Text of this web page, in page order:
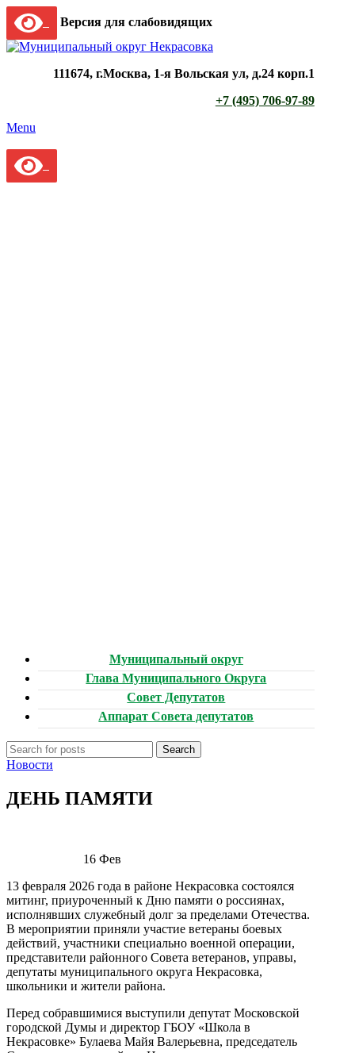
Версия для слабовидящих
111674, г.Москва, 1-я Вольская ул, д.24 корп.1
+7 (495) 706-97-89
Menu
Муниципальный округ
Глава Муниципального Округа
Совет Депутатов
Аппарат Совета депутатов
Search
Новости
ДЕНЬ ПАМЯТИ
16Фев
13 февраля 2026 года в районе Некрасовка состоялся
митинг, приуроченный к Дню памяти о россиянах,
исполнявших служебный долг за пределами Отечества.
В мероприятии приняли участие ветераны боевых
действий, участники специально военной операции,
представители районного Совета ветеранов, управы,
депутаты муниципального округа Некрасовка,
школьники и жители района.
Перед собравшимися выступили депутат Московской
городской Думы и директор ГБОУ «Школа в
Некрасовке» Булаева Майя Валерьевна, председатель